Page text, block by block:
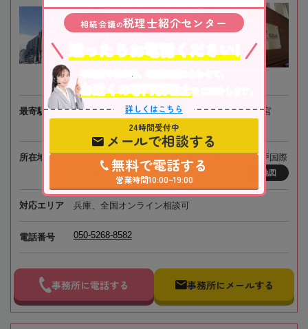
最寄駅
JR「三ノ宮駅」 / 阪急電鉄・阪神電鉄「神戸三宮
駅」 / 神戸市営地下鉄「三宮駅」各徒歩3分
所在地
〒651-0087 兵庫県神戸市中央区御幸通8-1-6 神戸国際
会館17階
地図
対応エリア 兵庫、全国オンライン相談可
電話番号 050-5268-8582
事務所に電話する 事務所にメールする
相続会議の税理士紹介センター
不動産や株式等、相続資産に合わせて、
お近くの専門税理士
をご紹介します。
詳しくはこちら
24時間受付中
メールで相談する
無料で電話する
営業時間10:00~19:00